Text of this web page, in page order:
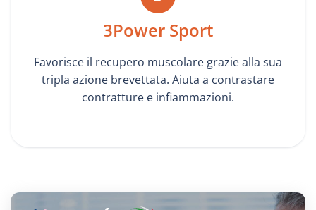
3Power Sport
Favorisce il recupero muscolare grazie alla sua
tripla azione brevettata. Aiuta a contrastare
contratture e infiammazioni.